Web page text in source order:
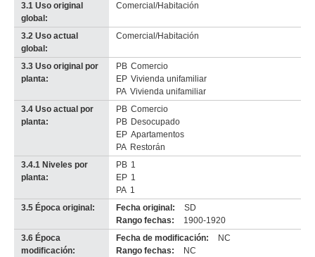
Imagen del tramo:
Ciudadela (Ci 5)
Descarga tamaño completo
Anterior Pausa Siguiente
3.1 Uso original
global:
Comercial/Habitación
3.2 Uso actual
global:
Comercial/Habitación
3.3 Uso original por
planta:
PB Comercio
EP Vivienda unifamiliar
PA Vivienda unifamiliar
3.4 Uso actual por
planta:
PB Comercio
PB Desocupado
EP Apartamentos
PA Restorán
3.4.1 Niveles por
planta:
PB 1
EP 1
PA 1
3.5 Época original:
Fecha original:
SD
Rango fechas:
1900-1920
3.6 Época
modificación:
Fecha de modificación:
NC
Rango fechas:
NC